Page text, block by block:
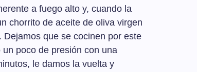
a fuego alto y, cuando la
chorrito de aceite de oliva virgen
que se cocinen por este
poco de presión con una
le damos la vuelta y